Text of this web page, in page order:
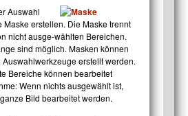
Auswahl
Maske erstellen. Die Maske trennt
nicht ausge-wählten Bereichen.
sind möglich. Masken können
erstellt werden.
Bereiche können bearbeitet
Wenn nichts ausgewählt ist,
Bild bearbeitet werden.